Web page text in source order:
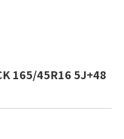
165/45R16 5J+48